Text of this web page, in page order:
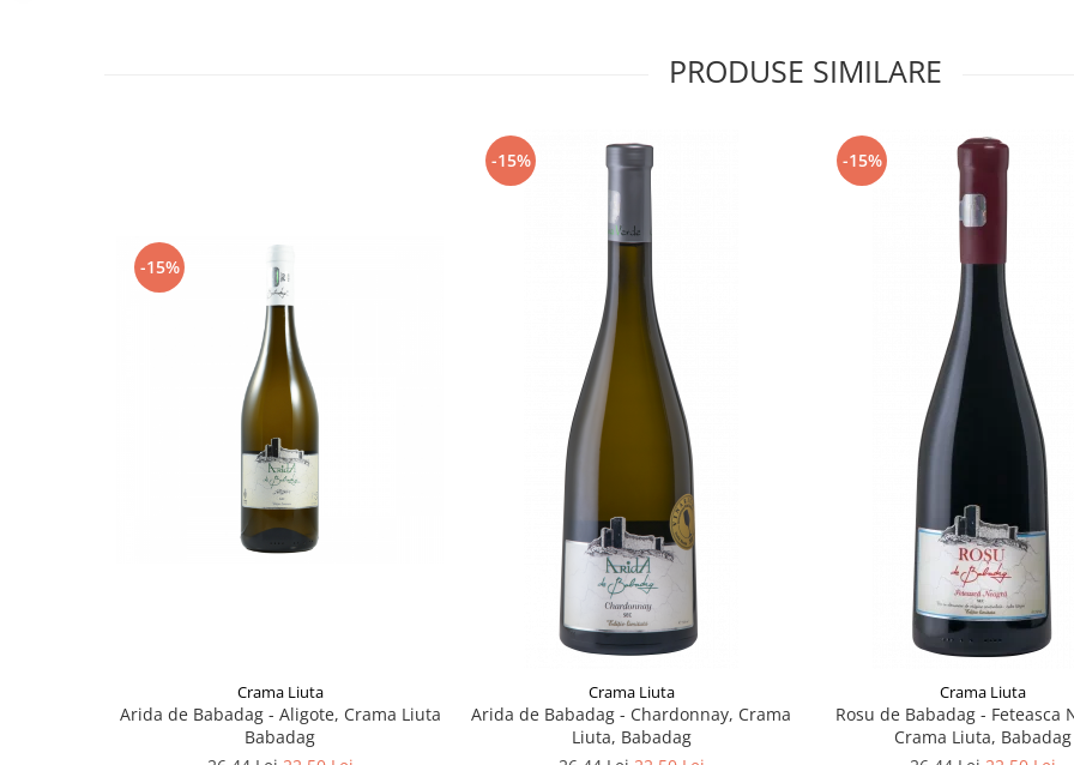
PRODUSE SIMILARE
-15%
Crama Liuta
Arida de Babadag - Aligote, Crama Liuta
Babadag
-15%
Crama Liuta
Arida de Babadag - Chardonnay, Crama
Liuta, Babadag
-15%
Crama Liuta
Rosu de Babadag - Feteasca
Crama Liuta, Babadag